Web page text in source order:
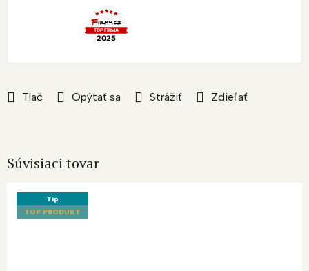
Tlač Opýtať sa Strážiť Zdieľať
Súvisiaci tovar
Tip
TOP PRODUKT